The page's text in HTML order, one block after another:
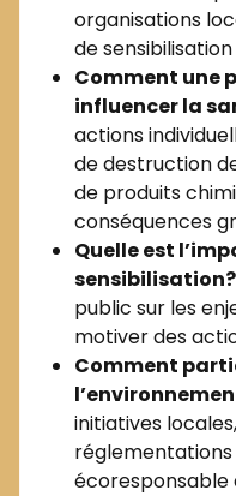
organisations
de
Comment une
influencer la
actions
de destruction
de produits
conséquences
Quelle est
sensibilisation?
public sur les
motiver des
Comment
initiatives
écoresponsable